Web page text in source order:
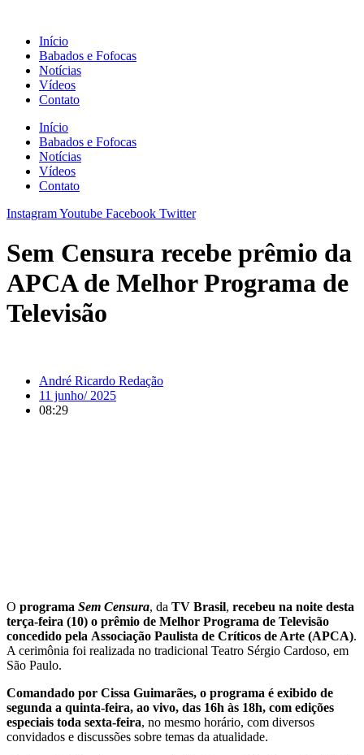
conteúdo
Início
Babados e Fofocas
Notícias
Vídeos
Contato
Início
Babados e Fofocas
Notícias
Vídeos
Contato
InstagramYoutube Facebook Twitter
Sem Censura recebe prêmio da
APCA de Melhor Programa de
Televisão
André Ricardo Redação
11 junho/ 2025
08:29
O programa Sem Censura, da TV Brasil, recebeu na noite desta
terça-feira (10) o prêmio de Melhor Programa de Televisão
concedido pela Associação Paulista de Críticos de Arte (APCA).
A cerimônia foi realizada no tradicional Teatro Sérgio Cardoso, em
São Paulo.
Comandado por Cissa Guimarães, o programa é exibido de
segunda a quinta-feira, ao vivo, das 16h às 18h, com edições
especiais toda sexta-feira, no mesmo horário, com diversos
convidados e discussões sobre temas da atualidade.